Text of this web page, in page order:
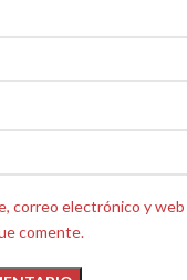
correo electrónico y
comente.